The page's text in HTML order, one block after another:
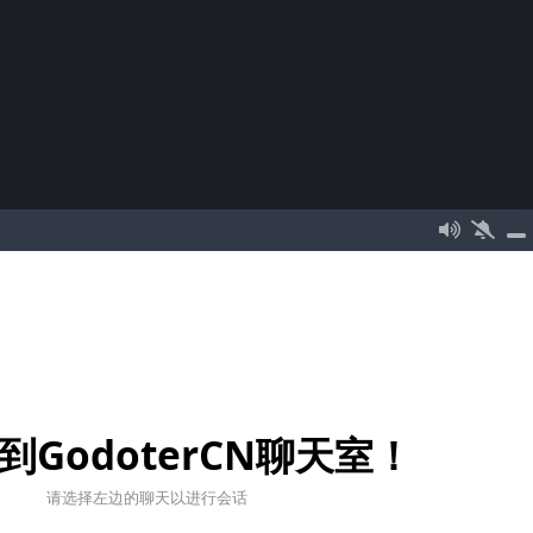
GodoterCN聊天室！
请选择左边的聊天以进行会话